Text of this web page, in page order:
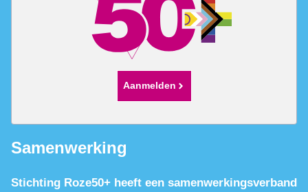
Aanmelden
Samenwerking
Stichting Roze50+ heeft een samenwerkingsverband